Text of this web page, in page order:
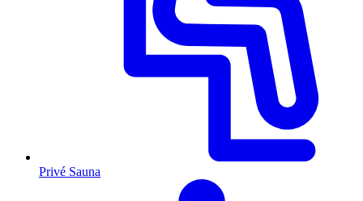
Privé Sauna